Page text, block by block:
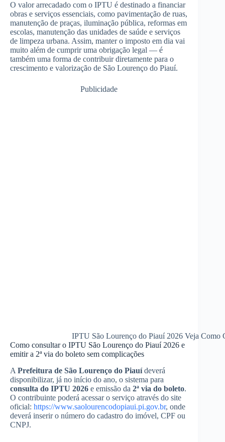
O valor arrecadado com o IPTU é destinado a financiar
obras e serviços essenciais, como pavimentação de ruas,
manutenção de praças, iluminação pública, reformas em
escolas, manutenção das unidades de saúde e serviços
de limpeza urbana. Assim, manter o imposto em dia vai
muito além de cumprir uma obrigação legal — é
também uma forma de contribuir diretamente para o
crescimento e valorização de São Lourenço do Piauí.
Publicidade
IPTU São Lourenço do Piauí 2026 Veja Como
Como consultar o IPTU São Lourenço do Piauí 2026 e
emitir a 2ª via do boleto sem complicações
A Prefeitura de São Lourenço do Piauídeverá
disponibilizar, já no início do ano, o sistema para
consulta do IPTU 2026 e emissão da 2ª via do boleto.
O contribuinte poderá acessar o serviço através do site
oficial: https://www.saolourencodopiaui.pi.gov.br, onde
deverá inserir o número do cadastro do imóvel, CPF ou
CNPJ.